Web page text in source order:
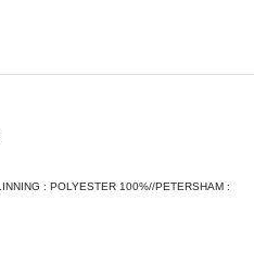
: POLYESTER 100%//PETERSHAM :